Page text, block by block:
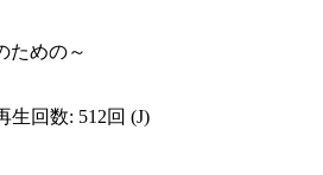
ための～
回数: 512回 (J)